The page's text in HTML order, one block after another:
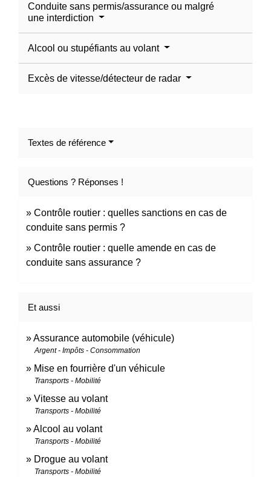
Conduite sans permis/assurance ou malgré
une interdiction
Alcool ou stupéfiants au volant
Excès de vitesse/détecteur de radar
Textes de référence
Questions ? Réponses !
Contrôle routier : quelles sanctions en cas de
conduite sans permis ?
Contrôle routier : quelle amende en cas de
conduite sans assurance ?
Et aussi
Assurance automobile (véhicule)
Argent - Impôts - Consommation
Mise en fourrière d'un véhicule
Transports - Mobilité
Vitesse au volant
Transports - Mobilité
Alcool au volant
Transports - Mobilité
Drogue au volant
Transports - Mobilité